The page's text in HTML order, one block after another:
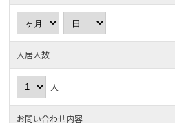
入居人数
人
お問い合わせ内容